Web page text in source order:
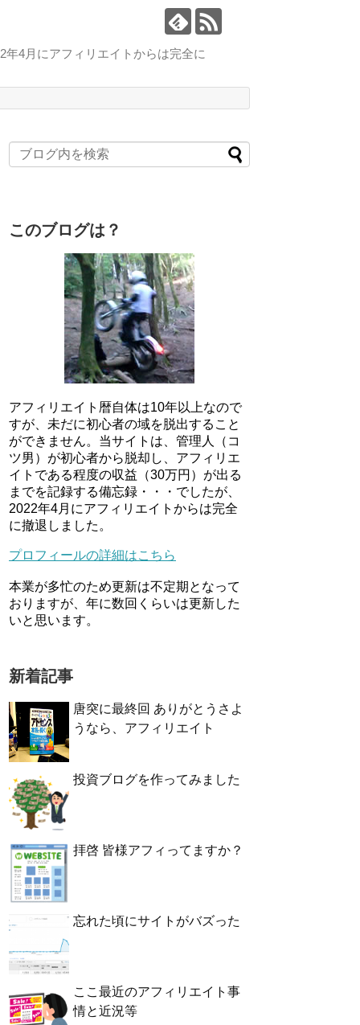
4月にアフィリエイトからは完全に
このブログは？
アフィリエイト暦自体は10年以上なので
すが、未だに初心者の域を脱出すること
ができません。当サイトは、管理人（コ
ツ男）が初心者から脱却し、アフィリエ
イトである程度の収益（30万円）が出る
までを記録する備忘録・・・でしたが、
2022年4月にアフィリエイトからは完全
に撤退しました。
プロフィールの詳細はこちら
本業が多忙のため更新は不定期となって
おりますが、年に数回くらいは更新した
いと思います。
新着記事
唐突に最終回 ありがとうさよ
うなら、アフィリエイト
投資ブログを作ってみました
拝啓 皆様アフィってますか？
忘れた頃にサイトがバズった
ここ最近のアフィリエイト事
情と近況等